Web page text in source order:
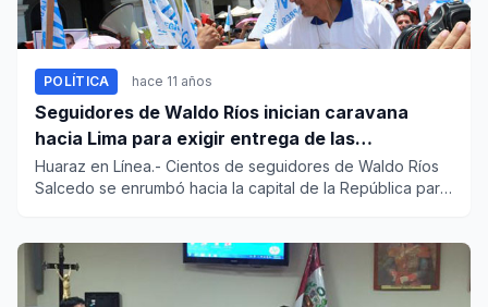
POLÍTICA hace 11 años
Seguidores de Waldo Ríos inician caravana
hacia Lima para exigir entrega de las
credenciales
Huaraz en Línea.- Cientos de seguidores de Waldo Ríos
Salcedo se enrumbó hacia la capital de la República para